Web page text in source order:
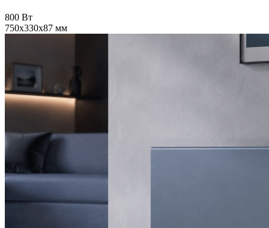
800 Вт
750x330x87 мм